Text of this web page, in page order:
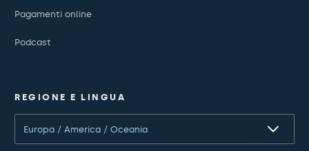
Pagamenti online
Podcast
REGIONE E LINGUA
Europa / America / Oceania